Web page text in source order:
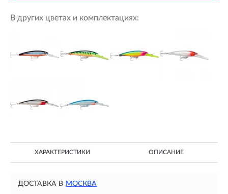
В других цветах и комплектациях:
ХАРАКТЕРИСТИКИ ОПИСАНИЕ
ДОСТАВКА В МОСКВА